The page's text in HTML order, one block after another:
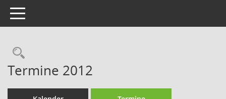
Toggle navigation
Rechercheauswahl
Termine 2012